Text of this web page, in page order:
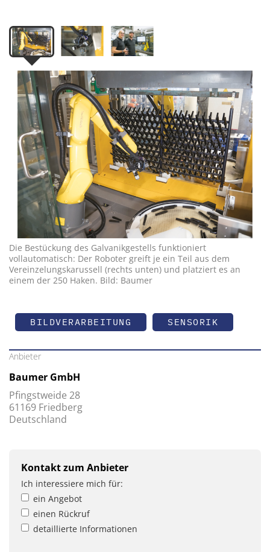
Die Bestückung des Galvanikgestells funktioniert
vollautomatisch: Der Roboter greift je ein Teil aus dem
Vereinzelungskarussell (rechts unten) und platziert es an
einem der 250 Haken. Bild: Baumer
BILDVERARBEITUNG SENSORIK
Anbieter
Baumer GmbH
Pfingstweide 28
61169 Friedberg
Deutschland
Kontakt zum Anbieter
Ich interessiere mich für:
ein Angebot
einen Rückruf
detaillierte Informationen